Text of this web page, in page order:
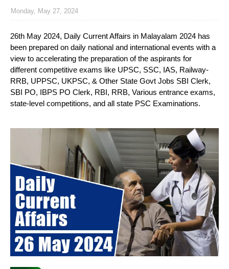
Monday, May 27, 2024
26th May 2024, Daily Current Affairs in Malayalam 2024 has
been prepared on daily national and international events with a
view to accelerating the preparation of the aspirants for
different competitive exams like UPSC, SSC, IAS, Railway-
RRB, UPPSC, UKPSC, & Other State Govt Jobs SBI Clerk,
SBI PO, IBPS PO Clerk, RBI, RRB, Various entrance exams,
state-level competitions, and all state PSC Examinations.